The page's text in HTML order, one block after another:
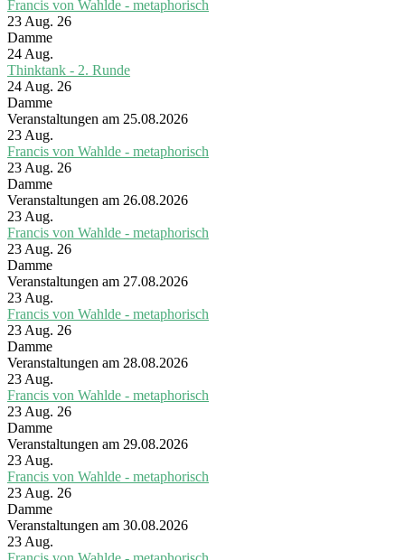
Francis von Wahlde - metaphorisch
23 Aug. 26
Damme
24 Aug.
Thinktank - 2. Runde
24 Aug. 26
Damme
Veranstaltungen am 25.08.2026
23 Aug.
Francis von Wahlde - metaphorisch
23 Aug. 26
Damme
Veranstaltungen am 26.08.2026
23 Aug.
Francis von Wahlde - metaphorisch
23 Aug. 26
Damme
Veranstaltungen am 27.08.2026
23 Aug.
Francis von Wahlde - metaphorisch
23 Aug. 26
Damme
Veranstaltungen am 28.08.2026
23 Aug.
Francis von Wahlde - metaphorisch
23 Aug. 26
Damme
Veranstaltungen am 29.08.2026
23 Aug.
Francis von Wahlde - metaphorisch
23 Aug. 26
Damme
Veranstaltungen am 30.08.2026
23 Aug.